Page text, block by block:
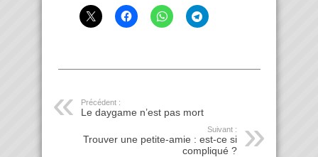
Précédent :
Le daygame n’est pas mort
Suivant :
Trouver une petite-amie : est-ce si
compliqué ?